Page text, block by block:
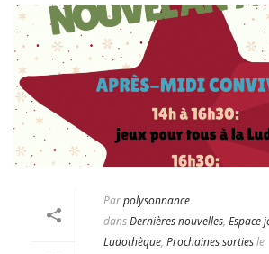
Parpolysonnance
dansDernières nouvelles, Espace
Ludothèque, Prochaines sortiesle